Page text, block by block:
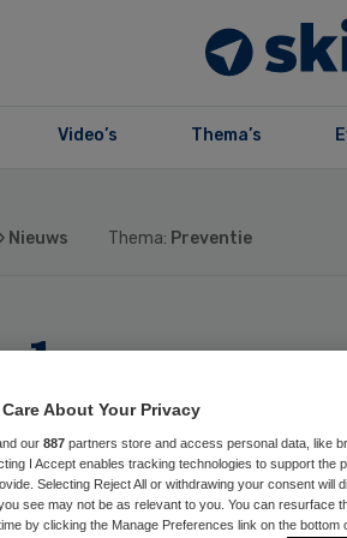
Video’s Thema’s
› Nieuws Thema: Preventie
nu
Care About Your Privacy
our 887 partners store and access personal data, like
I Accept enables tracking technologies to support
Selecting Reject All or withdrawing your consent
see may not be as relevant to you. You can resurface
by clicking the Manage Preferences link on the